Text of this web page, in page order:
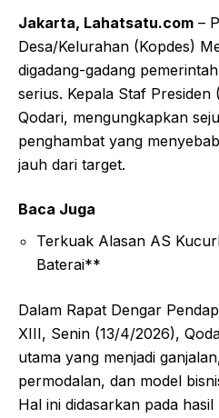
Jakarta, Lahatsatu.com –
Desa/Kelurahan (Kopdes)
digadang-gadang
serius. Kepala Staf Presiden
Qodari, mengungkapkan
penghambat yang
jauh dari target.
Baca Juga
Terkuak Alasan AS
Baterai**
Dalam Rapat Dengar
XIII, Senin (13/4/2026),
utama yang menjadi
permodalan, dan model
Hal ini didasarkan pada